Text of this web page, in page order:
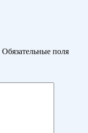
Обязательные поля